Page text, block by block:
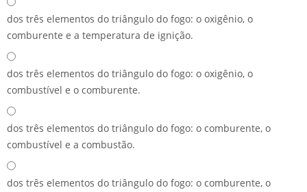
dos três elementos do triângulo do fogo: o oxigênio, o
comburente e a temperatura de ignição.
dos três elementos do triângulo do fogo: o oxigênio, o
combustível e o comburente.
dos três elementos do triângulo do fogo: o comburente, o
combustível e a combustão.
dos três elementos do triângulo do fogo: o comburente, o